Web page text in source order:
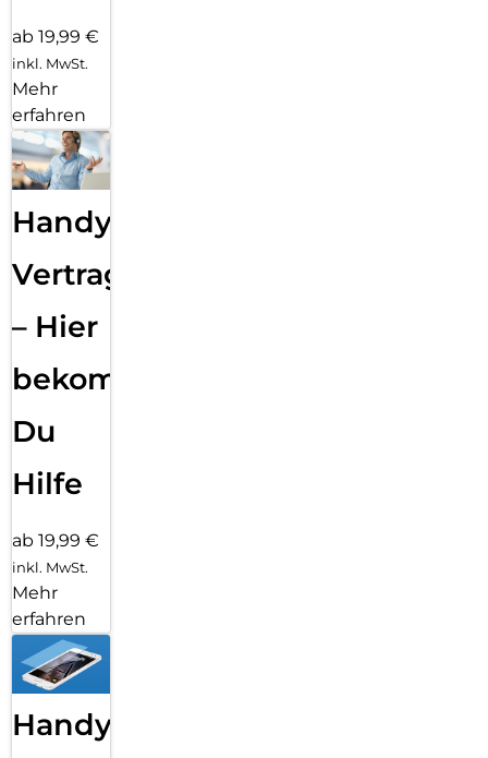
ab 19,99 €
inkl. MwSt.
Mehr
erfahren
Handy
Vertragsabwicklung
– Hier
bekommst
Du
Hilfe
ab 19,99 €
inkl. MwSt.
Mehr
erfahren
Handy